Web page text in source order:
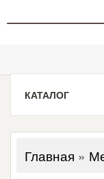
КАТАЛОГ
Главная »